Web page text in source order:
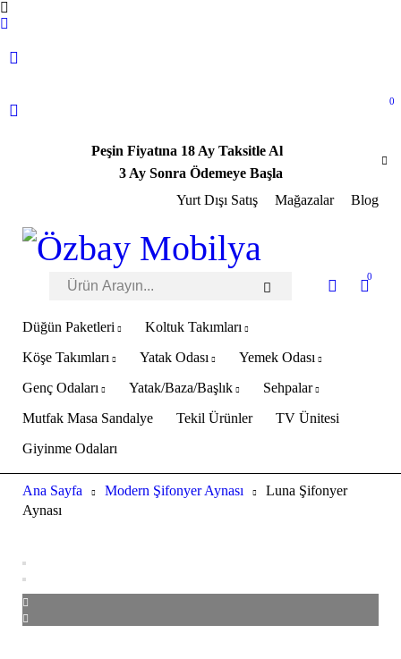
0
Peşin Fiyatına 18 Ay Taksitle Al
3 Ay Sonra Ödemeye Başla
Yurt Dışı Satış
Mağazalar Blog
0
Düğün Paketleri
Koltuk Takımları
Köşe Takımları
Yatak Odası
Yemek Odası
Genç Odaları
Yatak/Baza/Başlık
Sehpalar
Mutfak Masa Sandalye
Tekil Ürünler
TV Ünitesi
Giyinme Odaları
Ana Sayfa Modern Şifonyer Aynası
Luna Şifonyer
Aynası